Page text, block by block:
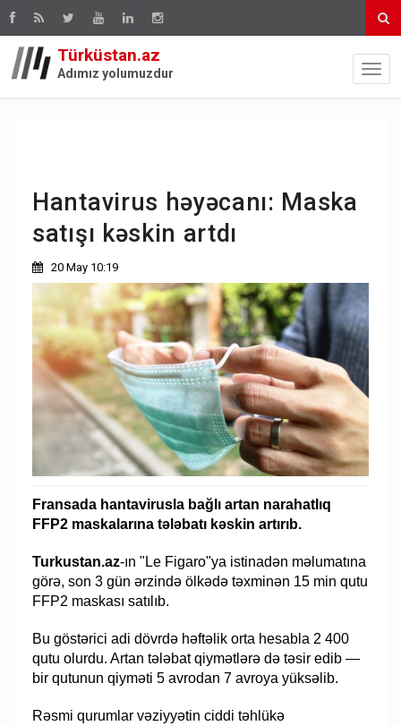
Türküstan.az
Adımız yolumuzdur
Hantavirus həyəcanı: Maska
satışı kəskin artdı
20 May 10:19
Fransada hantavirusla bağlı artan narahatlıq
FFP2 maskalarına tələbatı kəskin artırıb.
Turkustan.az-ın "Le Figaro"ya istinadən məlumatına
görə, son 3 gün ərzində ölkədə təxminən 15 min qutu
FFP2 maskası satılıb.
Bu göstərici adi dövrdə həftəlik orta hesabla 2 400
qutu olurdu. Artan tələbat qiymətlərə də təsir edib —
bir qutunun qiyməti 5 avrodan 7 avroya yüksəlib.
Rəsmi qurumlar vəziyyətin ciddi təhlükə